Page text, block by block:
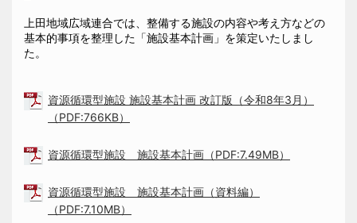
上田地域広域連合では、整備する施設の内容や考え方などの
基本的事項を整理した「施設基本計画」を策定いたしまし
た。
資源循環型施設 施設基本計画 改訂版（令和8年3月）
（PDF:766KB）
資源循環型施設 施設基本計画（PDF:7.49MB）
資源循環型施設 施設基本計画（資料編）
（PDF:7.10MB）